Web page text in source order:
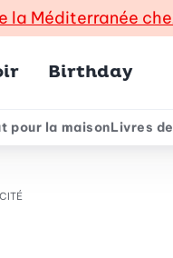
la Méditerranée
Birthday
pour la maisonLivres